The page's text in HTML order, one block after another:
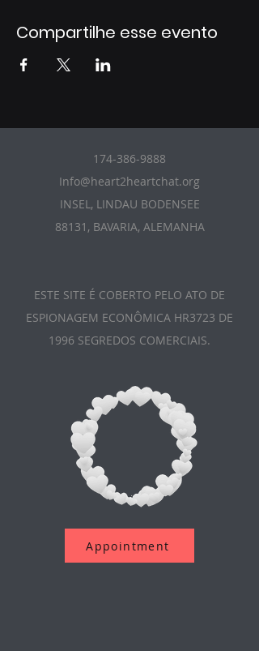
Compartilhe esse evento
174-386-9888
Info@heart2heartchat.org
INSEL, LINDAU BODENSEE
88131, BAVARIA, ALEMANHA
ESTE SITE É COBERTO PELO ATO DE
ESPIONAGEM ECONÔMICA HR3723 DE
1996 SEGREDOS COMERCIAIS.
Appointment